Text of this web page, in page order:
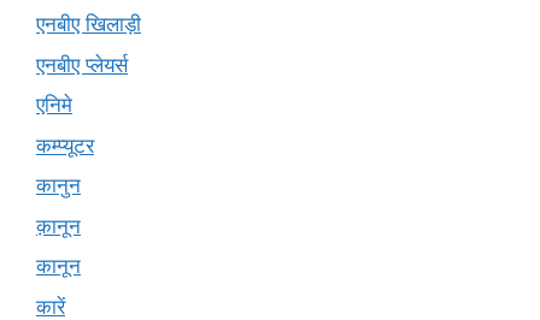
एनबीए खिलाड़ी
एनबीए प्लेयर्स
एनिमे
कम्प्यूटर
कानुन
क़ानून
कानून
कारें